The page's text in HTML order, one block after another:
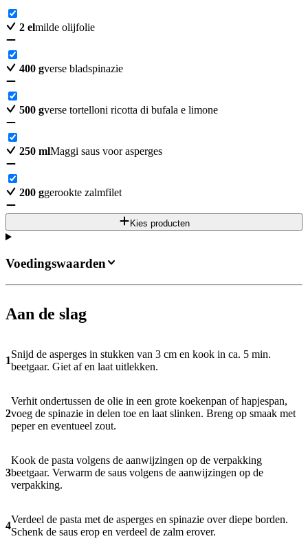
2 elmilde olijfolie
400 gverse bladspinazie
500 gverse tortelloni ricotta di bufala e limone
250 mlMaggi saus voor asperges
200 ggerookte zalmfilet
Kies producten
Aan de slag
1
Snijd de asperges in stukken van 3 cm en kook in ca. 5 min.
beetgaar. Giet af en laat uitlekken.
2
Verhit ondertussen de olie in een grote koekenpan of hapjespan,
voeg de spinazie in delen toe en laat slinken. Breng op smaak met
peper en eventueel zout.
3
Kook de pasta volgens de aanwijzingen op de verpakking
beetgaar. Verwarm de saus volgens de aanwijzingen op de
verpakking.
4
Verdeel de pasta met de asperges en spinazie over diepe borden.
Schenk de saus erop en verdeel de zalm erover.
Voedingswaarden